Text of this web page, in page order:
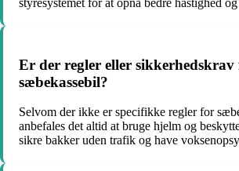
Er der regler eller sikkerhedskrav
sæbekassebil?
Selvom der ikke er specifikke regler for
anbefales det altid at bruge hjelm og
sikre bakker uden trafik og have